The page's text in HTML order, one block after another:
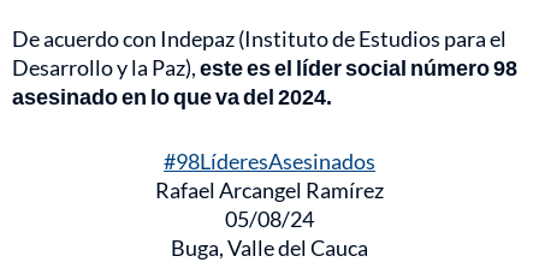
De acuerdo con Indepaz (Instituto de Estudios para el
Desarrollo y la Paz),este es el líder social número 98
asesinado en lo que va del 2024.
#98LíderesAsesinados
Rafael Arcangel Ramírez
05/08/24
Buga, Valle del Cauca